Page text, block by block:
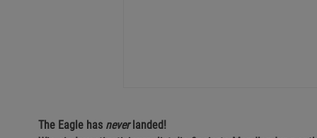
The Eagle has neverlanded!